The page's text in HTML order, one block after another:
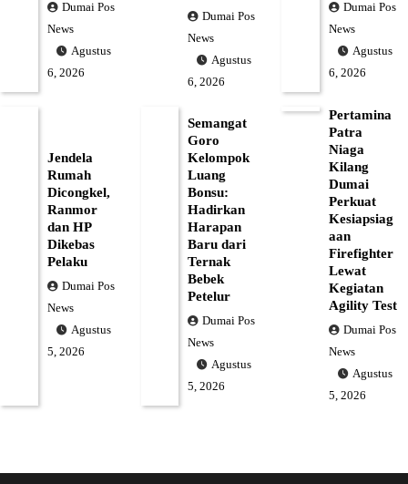
Dumai Pos
News
Agustus
6, 2026
Dumai Pos
News
Agustus
6, 2026
Dumai Pos
News
Agustus
6, 2026
Jendela
Rumah
Dicongkel,
Ranmor
dan HP
Dikebas
Pelaku
Dumai Pos
News
Agustus
5, 2026
Semangat
Goro
Kelompok
Luang
Bonsu:
Hadirkan
Harapan
Baru dari
Ternak
Bebek
Petelur
Dumai Pos
News
Agustus
5, 2026
Pertamina
Patra
Niaga
Kilang
Dumai
Perkuat
Kesiapsiag
aan
Firefighter
Lewat
Kegiatan
Agility Test
Dumai Pos
News
Agustus
5, 2026